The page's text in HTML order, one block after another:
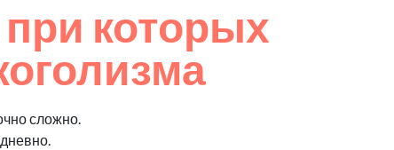
которых
сложно.